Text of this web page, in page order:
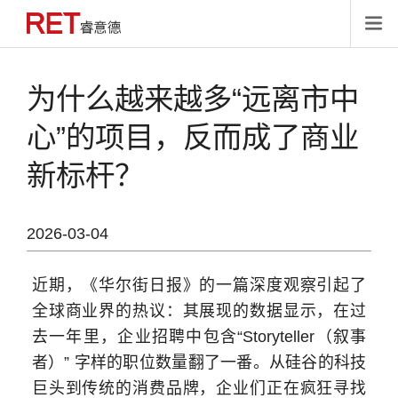

为什么越来越多“远离市中
心”的项目，反而成了商业
新标杆？
2026-03-04
近期，《华尔街日报》的一篇深度观察引起了
全球商业界的热议：其展现的数据显示，在过
去一年里，企业招聘中包含“Storyteller（叙事
者）” 字样的职位数量翻了一番。从硅谷的科技
巨头到传统的消费品牌，企业们正在疯狂寻找